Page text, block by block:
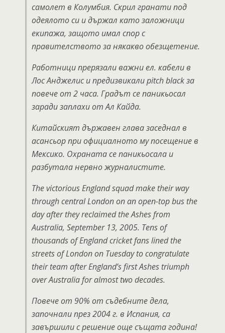
самолет в Колумбия. Скрил гранати под
одеялото си и държал като заложници
екипажа, защото имал спор с
правителството за някакво обезщетение.
Работници прерязали важни ел. кабели в
Лос Анджелис и предизвикали pitch black за
повече от 2 часа. Градът се паникьосал
заради заплахи от Ал Кайда.
Китайският държавен глава заседнал в
асансьор при официалното му посещение в
Мексико. Охраната се паникьосала и
разбутала нервно журналистите.
The victorious England squad make their way
through central London on an open-top bus the
day after they reclaimed the Ashes from
Australia, September 13, 2005. Tens of
thousands of England cricket fans lined the
streets of London on Tuesday to congratulate
their team after England’s first Ashes triumph
over Australia for almost two decades.
Повече от 90% от съдебните дела,
започнали през 2004 г. в Испания, са
завършили с решение още същата година!